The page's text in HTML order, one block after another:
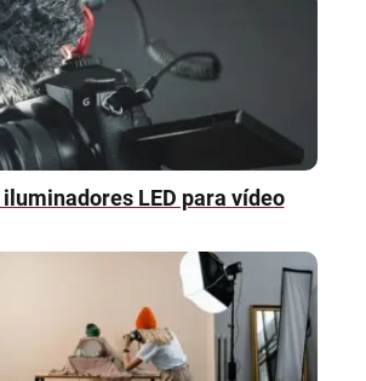
LED para vídeo